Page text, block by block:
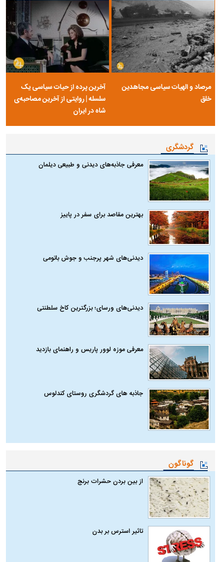
مرصاد و الهیات سیاسی مجاهدین
خلق
آخرین پرده از حیات سیاسی یک
سلسله | روایتی از آخرین مصاحبه‌ی
شاه در ایران
گردشگری
معرفی جاذبه‌های دیدنی و طبیعی دیلمان
بهترین مقاصد برای سفر در پاییز
دیدنی‌های شهر پرجنب و جوش باتومی
دیدنی‌های ورسای؛ بزرگترین کاخ سلطنتی
معرفی موزه لوور پاریس و راهنمای بازدید
جاذبه های گردشگری روستای کندلوس
گوناگون
از بین بردن حشرات برنج
تاثیر استرس بر بدن